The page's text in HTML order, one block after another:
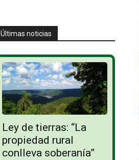
Últimas noticias
Ley de tierras: “La
propiedad rural
conlleva soberanía”